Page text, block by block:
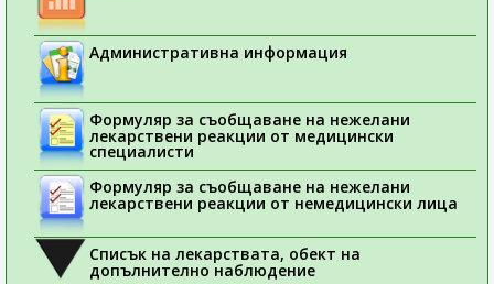
Административна информация
Формуляр за съобщаване на нежелани
лекарствени реакции от медицински
специалисти
Формуляр за съобщаване на нежелани
лекарствени реакции от немедицински лица
Списък на лекарствата, обект на
допълнително наблюдение